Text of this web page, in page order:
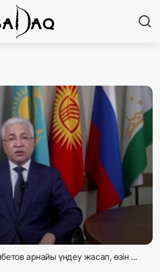
тәртібі
арнайы үндеу жасап, өзін ...